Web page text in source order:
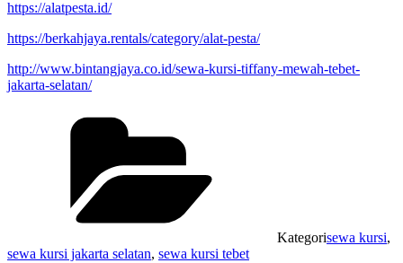
https://alatpesta.id/
https://berkahjaya.rentals/category/alat-pesta/
http://www.bintangjaya.co.id/sewa-kursi-tiffany-mewah-tebet-
jakarta-selatan/
Kategorisewa kursi,
sewa kursi jakarta selatan, sewa kursi tebet